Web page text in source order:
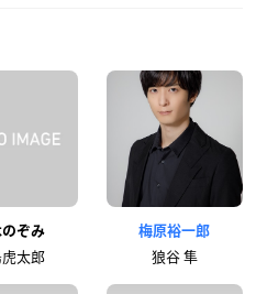
のぞみ
太郎
梅原裕一郎
狼谷 隼